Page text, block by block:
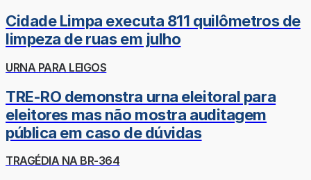
Cidade Limpa executa 811 quilômetros de
limpeza de ruas em julho
URNA PARA LEIGOS
TRE-RO demonstra urna eleitoral para
eleitores mas não mostra auditagem
pública em caso de dúvidas
TRAGÉDIA NA BR-364